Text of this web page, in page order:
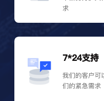
求
7*24支持
我们的客户可
们的紧急需求